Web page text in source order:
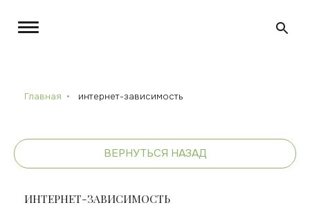
Главная интернет-зависимость
ВЕРНУТЬСЯ НАЗАД
ИНТЕРНЕТ-ЗАВИСИМОСТЬ